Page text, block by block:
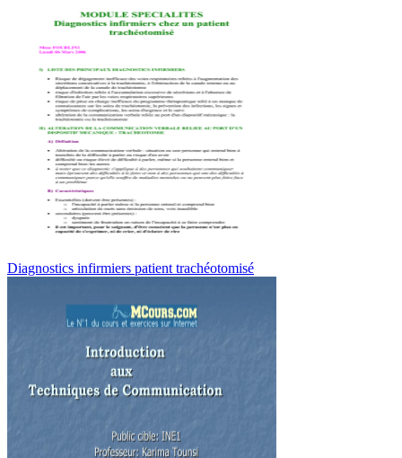
Diagnostics infirmiers patient trachéotomisé